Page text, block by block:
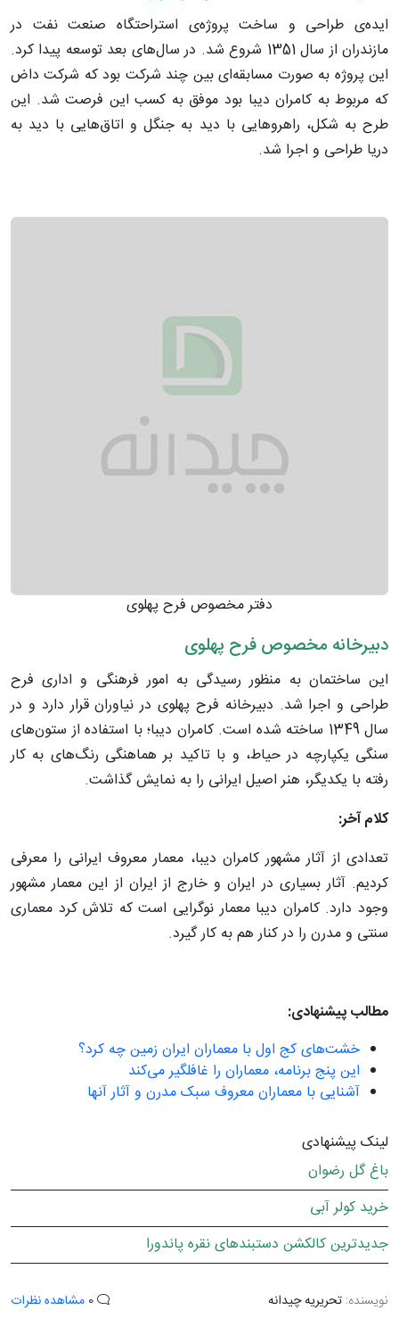
ایده‌ی طراحی و ساخت پروژه‌ی استراحتگاه صنعت نفت در
مازندران از سال 1351 شروع شد. در سال‌های بعد توسعه پیدا کرد.
این پروژه به صورت مسابقه‌ای بین چند شرکت بود که شرکت داض
که مربوط به کامران دیبا بود موفق به کسب این فرصت شد. این
طرح به شکل، راهروهایی با دید به جنگل و اتاق‌هایی با دید به
دریا طراحی و اجرا شد.
دفتر مخصوص فرح پهلوی
دبیرخانه مخصوص فرح پهلوی
این ساختمان به منظور رسیدگی به امور فرهنگی و اداری فرح
طراحی و اجرا شد. دبیرخانه فرح پهلوی در نیاوران قرار دارد و در
سال 1349 ساخته شده است. کامران دیبا؛ با استفاده از ستون‌های
سنگی یکپارچه در حیاط، و با تاکید بر هماهنگی رنگ‌های به کار
رفته با یکدیگر، هنر اصیل ایرانی را به نمایش گذاشت.
کلام آخر:
تعدادی از آثار مشهور کامران دیبا، معمار معروف ایرانی را معرفی
کردیم. آثار بسیاری در ایران و خارج از ایران از این معمار مشهور
وجود دارد. کامران دیبا معمار نوگرایی است که تلاش کرد معماری
سنتی و مدرن را در کنار هم به کار گیرد.
مطالب پیشنهادی:
خشت‌های کج اول با معماران ایران زمین چه کرد؟
این پنج برنامه، معماران را غافلگیر می‌کند
آشنایی با معماران معروف سبک مدرن و آثار آنها
لینک پیشنهادی
باغ گل رضوان
خرید کولر آبی
جدیدترین کالکشن دستبندهای نقره پاندورا
نویسنده: تحریریه چیدانه مشاهده نظرات